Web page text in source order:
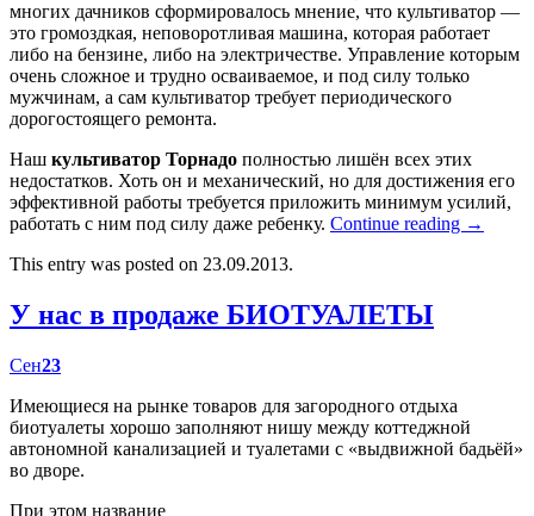
многих дачников сформировалось мнение, что культиватор —
это громоздкая, неповоротливая машина, которая работает
либо на бензине, либо на электричестве. Управление которым
очень сложное и трудно осваиваемое, и под силу только
мужчинам, а сам культиватор требует периодического
дорогостоящего ремонта.
Наш культиватор Торнадо полностью лишён всех этих
недостатков. Хоть он и механический, но для достижения его
эффективной работы требуется приложить минимум усилий,
работать с ним под силу даже ребенку. Continue reading →
This entry was posted on 23.09.2013.
У нас в продаже БИОТУАЛЕТЫ
Сен23
Имеющиеся на рынке товаров для загородного отдыха
биотуалеты хорошо заполняют нишу между коттеджной
автономной канализацией и туалетами с «выдвижной бадьёй»
во дворе.
При этом название